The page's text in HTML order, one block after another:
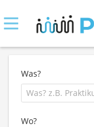
Was?
Wo?